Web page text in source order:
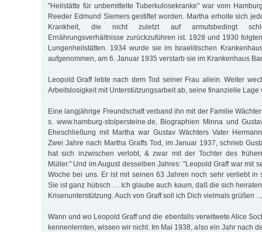
"Heilstätte für unbemittelte Tuberkulosekranke" war vom
Reeder Edmund Siemers gestiftet worden. Martha erholte sich
Krankheit, die nicht zuletzt auf armutsbedingt
Ernährungsverhältnisse zurückzuführen ist. 1928 und 1930
Lungenheilstätten. 1934 wurde sie im Israelitischen
aufgenommen, am 6. Januar 1935 verstarb sie im Krankenhaus
Leopold Graff lebte nach dem Tod seiner Frau allein. Weiter
Arbeitslosigkeit mit Unterstützungsarbeit ab, seine finanzielle Lage
Eine langjährige Freundschaft verband ihn mit der Familie
s. www.hamburg-stolpersteine.de, Biographien Minna und
Eheschließung mit Martha war Gustav Wächters Vater
Zwei Jahre nach Martha Graffs Tod, im Januar 1937, schrieb
hat sich inzwischen verlobt, & zwar mit der Tochter des
Müller." Und im August desselben Jahres: "Leopold Graff war mit
Woche bei uns. Er ist mit seinen 63 Jahren noch sehr verliebt in
Sie ist ganz hübsch … Ich glaube auch kaum, daß die sich
Krisenunterstützung. Auch von Graff soll ich Dich vielmals grüßen
Wann und wo Leopold Graff und die ebenfalls verwitwete Alice
kennenlernten, wissen wir nicht. Im Mai 1938, also ein Jahr nach